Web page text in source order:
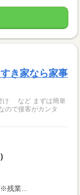
き家なら家事
け など まずは簡単
残業...